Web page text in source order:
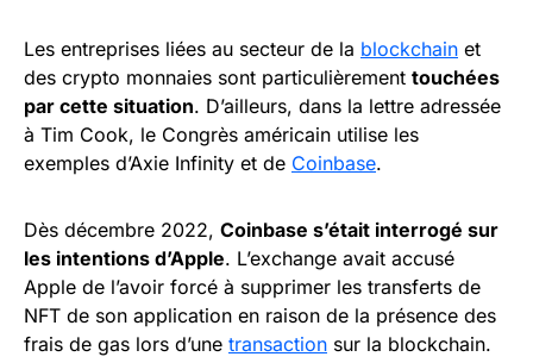
Les entreprises liées au secteur de la blockchain et
des crypto monnaies sont particulièrement touchées
par cette situation. D’ailleurs, dans la lettre adressée
à Tim Cook, le Congrès américain utilise les
exemples d’Axie Infinity et de Coinbase.
Dès décembre 2022, Coinbase s’était interrogé sur
les intentions d’Apple. L’exchange avait accusé
Apple de l’avoir forcé à supprimer les transferts de
NFT de son application en raison de la présence des
frais de gas lors d’une transaction sur la blockchain.